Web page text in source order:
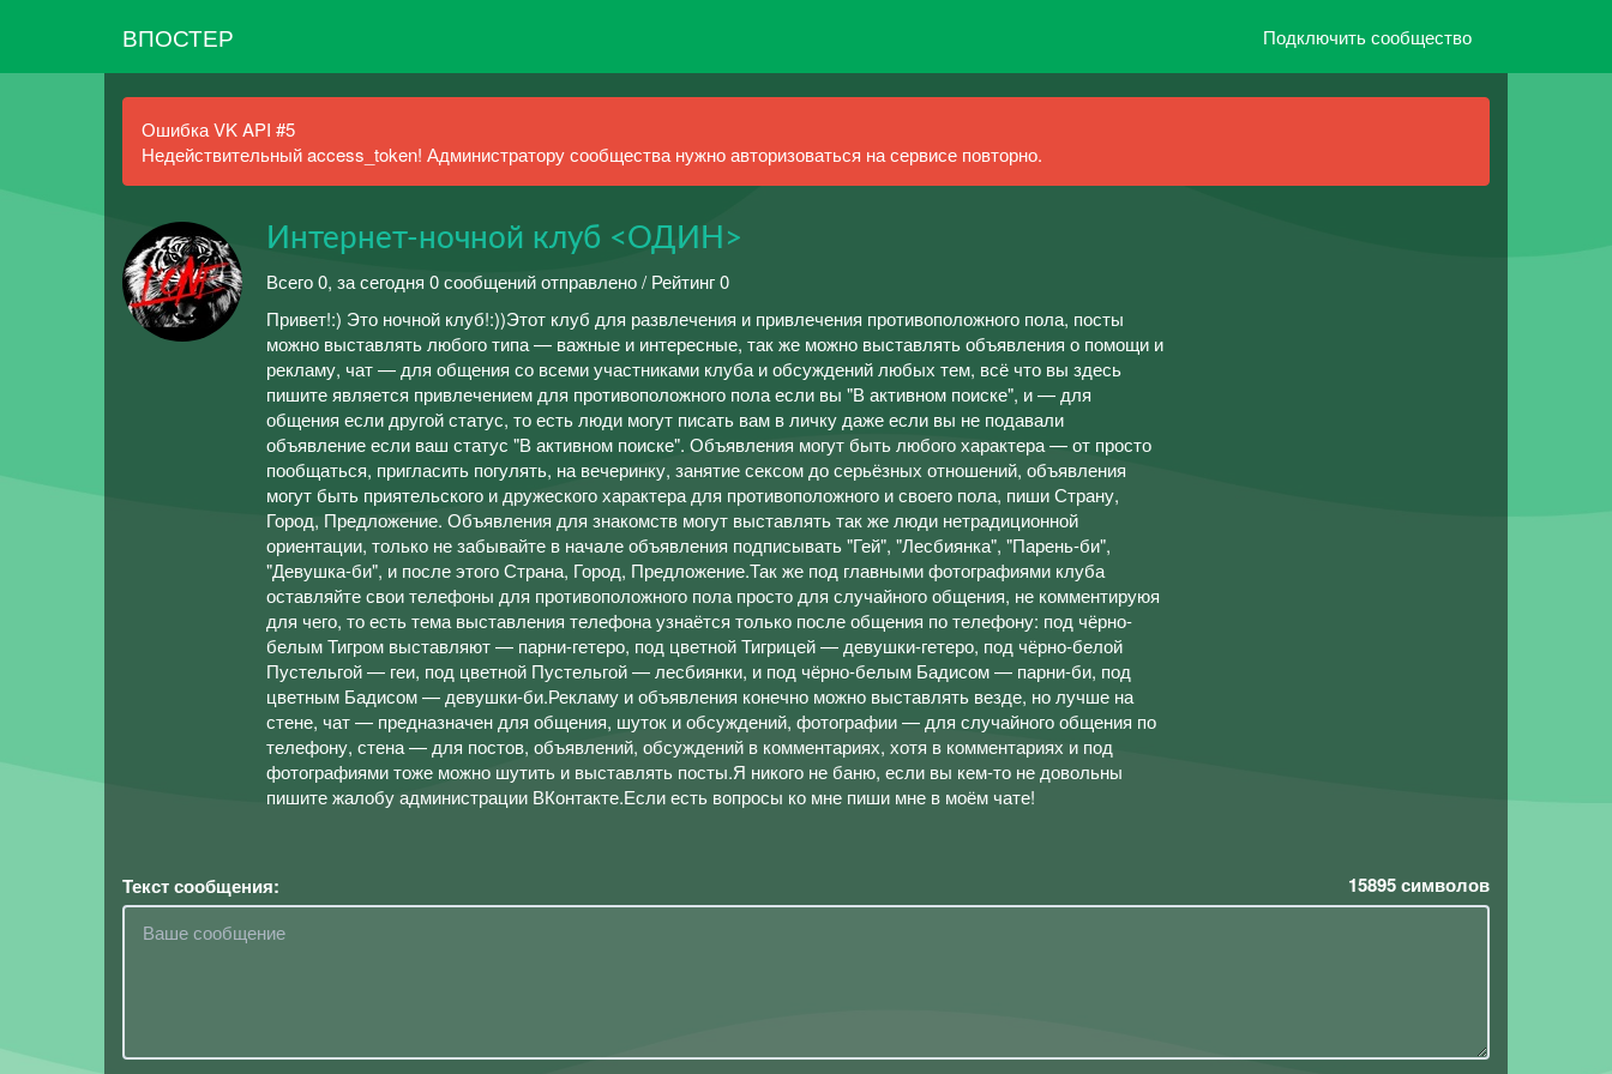
ВПОСТЕР Подключить сообщество
Ошибка VK API #5
Недействительный access_token! Администратору сообщества нужно авторизоваться на сервисе повторно.
Интернет-ночной клуб <ОДИН>
Всего 0, за сегодня 0 сообщений отправлено / Рейтинг 0
Привет!:) Это ночной клуб!:))Этот клуб для развлечения и привлечения противоположного пола, посты
можно выставлять любого типа — важные и интересные, так же можно выставлять объявления о помощи и
рекламу, чат — для общения со всеми участниками клуба и обсуждений любых тем, всё что вы здесь
пишите является привлечением для противоположного пола если вы "В активном поиске", и — для
общения если другой статус, то есть люди могут писать вам в личку даже если вы не подавали
объявление если ваш статус "В активном поиске". Объявления могут быть любого характера — от просто
пообщаться, пригласить погулять, на вечеринку, занятие сексом до серьёзных отношений, объявления
могут быть приятельского и дружеского характера для противоположного и своего пола, пиши Страну,
Город, Предложение. Объявления для знакомств могут выставлять так же люди нетрадиционной
ориентации, только не забывайте в начале объявления подписывать "Гей", "Лесбиянка", "Парень-би",
"Девушка-би", и после этого Страна, Город, Предложение.Так же под главными фотографиями клуба
оставляйте свои телефоны для противоположного пола просто для случайного общения, не комментируюя
для чего, то есть тема выставления телефона узнаётся только после общения по телефону: под чёрно-
белым Тигром выставляют — парни-гетеро, под цветной Тигрицей — девушки-гетеро, под чёрно-белой
Пустельгой — геи, под цветной Пустельгой — лесбиянки, и под чёрно-белым Бадисом — парни-би, под
цветным Бадисом — девушки-би.Рекламу и объявления конечно можно выставлять везде, но лучше на
стене, чат — предназначен для общения, шуток и обсуждений, фотографии — для случайного общения по
телефону, стена — для постов, объявлений, обсуждений в комментариях, хотя в комментариях и под
фотографиями тоже можно шутить и выставлять посты.Я никого не баню, если вы кем-то не довольны
пишите жалобу администрации ВКонтакте.Если есть вопросы ко мне пиши мне в моём чате!
Текст сообщения: 15895символов